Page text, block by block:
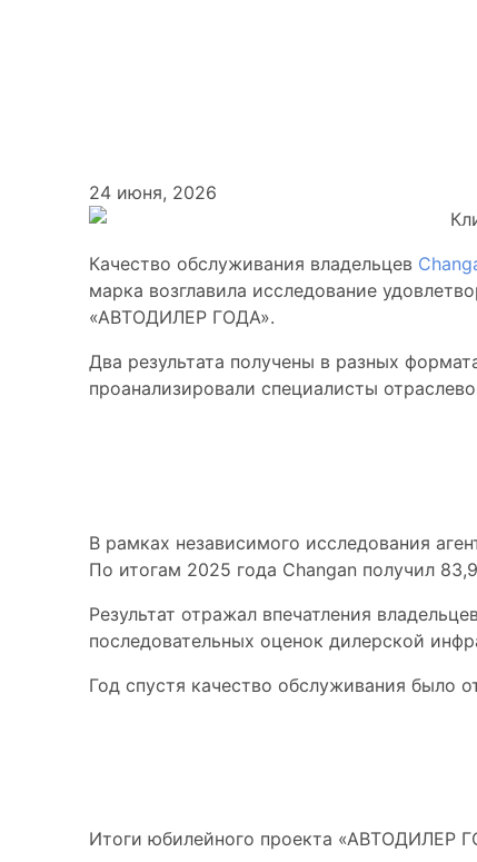
24 июня, 2026
Качество обслуживания владельцев
марка возглавила исследование
«АВТОДИЛЕР ГОДА».
Два результата получены в разных
проанализировали специалисты
В рамках независимого исследования
По итогам 2025 года Changan получил
Результат отражал впечатления
последовательных оценок дилерской
Год спустя качество обслуживания было
Итоги юбилейного проекта «АВТОДИЛЕР